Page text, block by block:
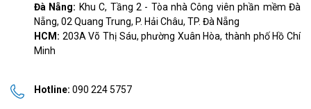
Đà Nẵng: Khu C, Tầng 2 - Tòa nhà Công viên phần mềm Đà
Nẵng, 02 Quang Trung, P. Hải Châu, TP. Đà Nẵng
HCM: 203A Võ Thị Sáu, phường Xuân Hòa, thành phố Hồ Chí
Minh
Hotline: 090 224 5757